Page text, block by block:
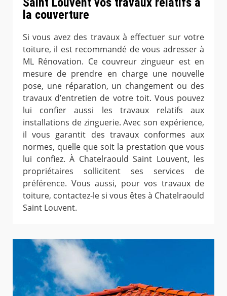
la couverture
Si vous avez des travaux à effectuer sur votre
toiture, il est recommandé de vous adresser à
ML Rénovation. Ce couvreur zingueur est en
mesure de prendre en charge une nouvelle
pose, une réparation, un changement ou des
travaux d’entretien de votre toit. Vous pouvez
lui confier aussi les travaux relatifs aux
installations de zinguerie. Avec son expérience,
il vous garantit des travaux conformes aux
normes, quelle que soit la prestation que vous
lui confiez. À Chatelraould Saint Louvent, les
propriétaires sollicitent ses services de
préférence. Vous aussi, pour vos travaux de
toiture, contactez-le si vous êtes à Chatelraould
Saint Louvent.